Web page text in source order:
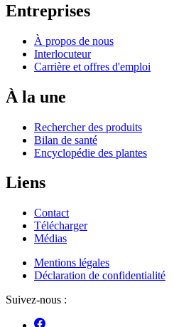
Entreprises
À propos de nous
Interlocuteur
Carrière et offres d'emploi
À la une
Rechercher des produits
Bilan de santé
Encyclopédie des plantes
Liens
Contact
Télécharger
Médias
Mentions légales
Déclaration de confidentialité
Suivez-nous :